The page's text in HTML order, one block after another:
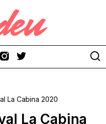
La Cabina 2020
La Cabina